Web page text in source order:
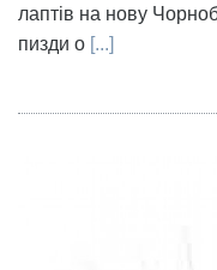
лаптів на нову
пизди о [...]